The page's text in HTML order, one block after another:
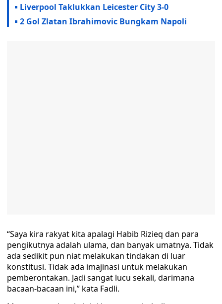
Liverpool Taklukkan Leicester City 3-0
2 Gol Zlatan Ibrahimovic Bungkam Napoli
“Saya kira rakyat kita apalagi Habib Rizieq dan para
pengikutnya adalah ulama, dan banyak umatnya. Tidak
ada sedikit pun niat melakukan tindakan di luar
konstitusi. Tidak ada imajinasi untuk melakukan
pemberontakan. Jadi sangat lucu sekali, darimana
bacaan-bacaan ini,” kata Fadli.